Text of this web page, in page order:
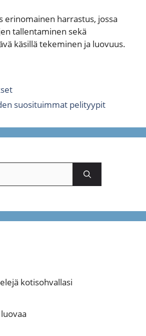
erinomainen harrastus, jossa
tallentaminen sekä
käsillä tekeminen ja luovuus.
suosituimmat pelityypit
kotisohvallasi